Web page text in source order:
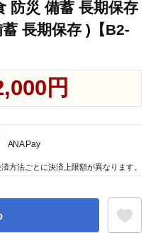
防災 備蓄 長期保存
長期保存 )【B2-
円
ANA Pay
済方法ごとに決済上限額が異なります。